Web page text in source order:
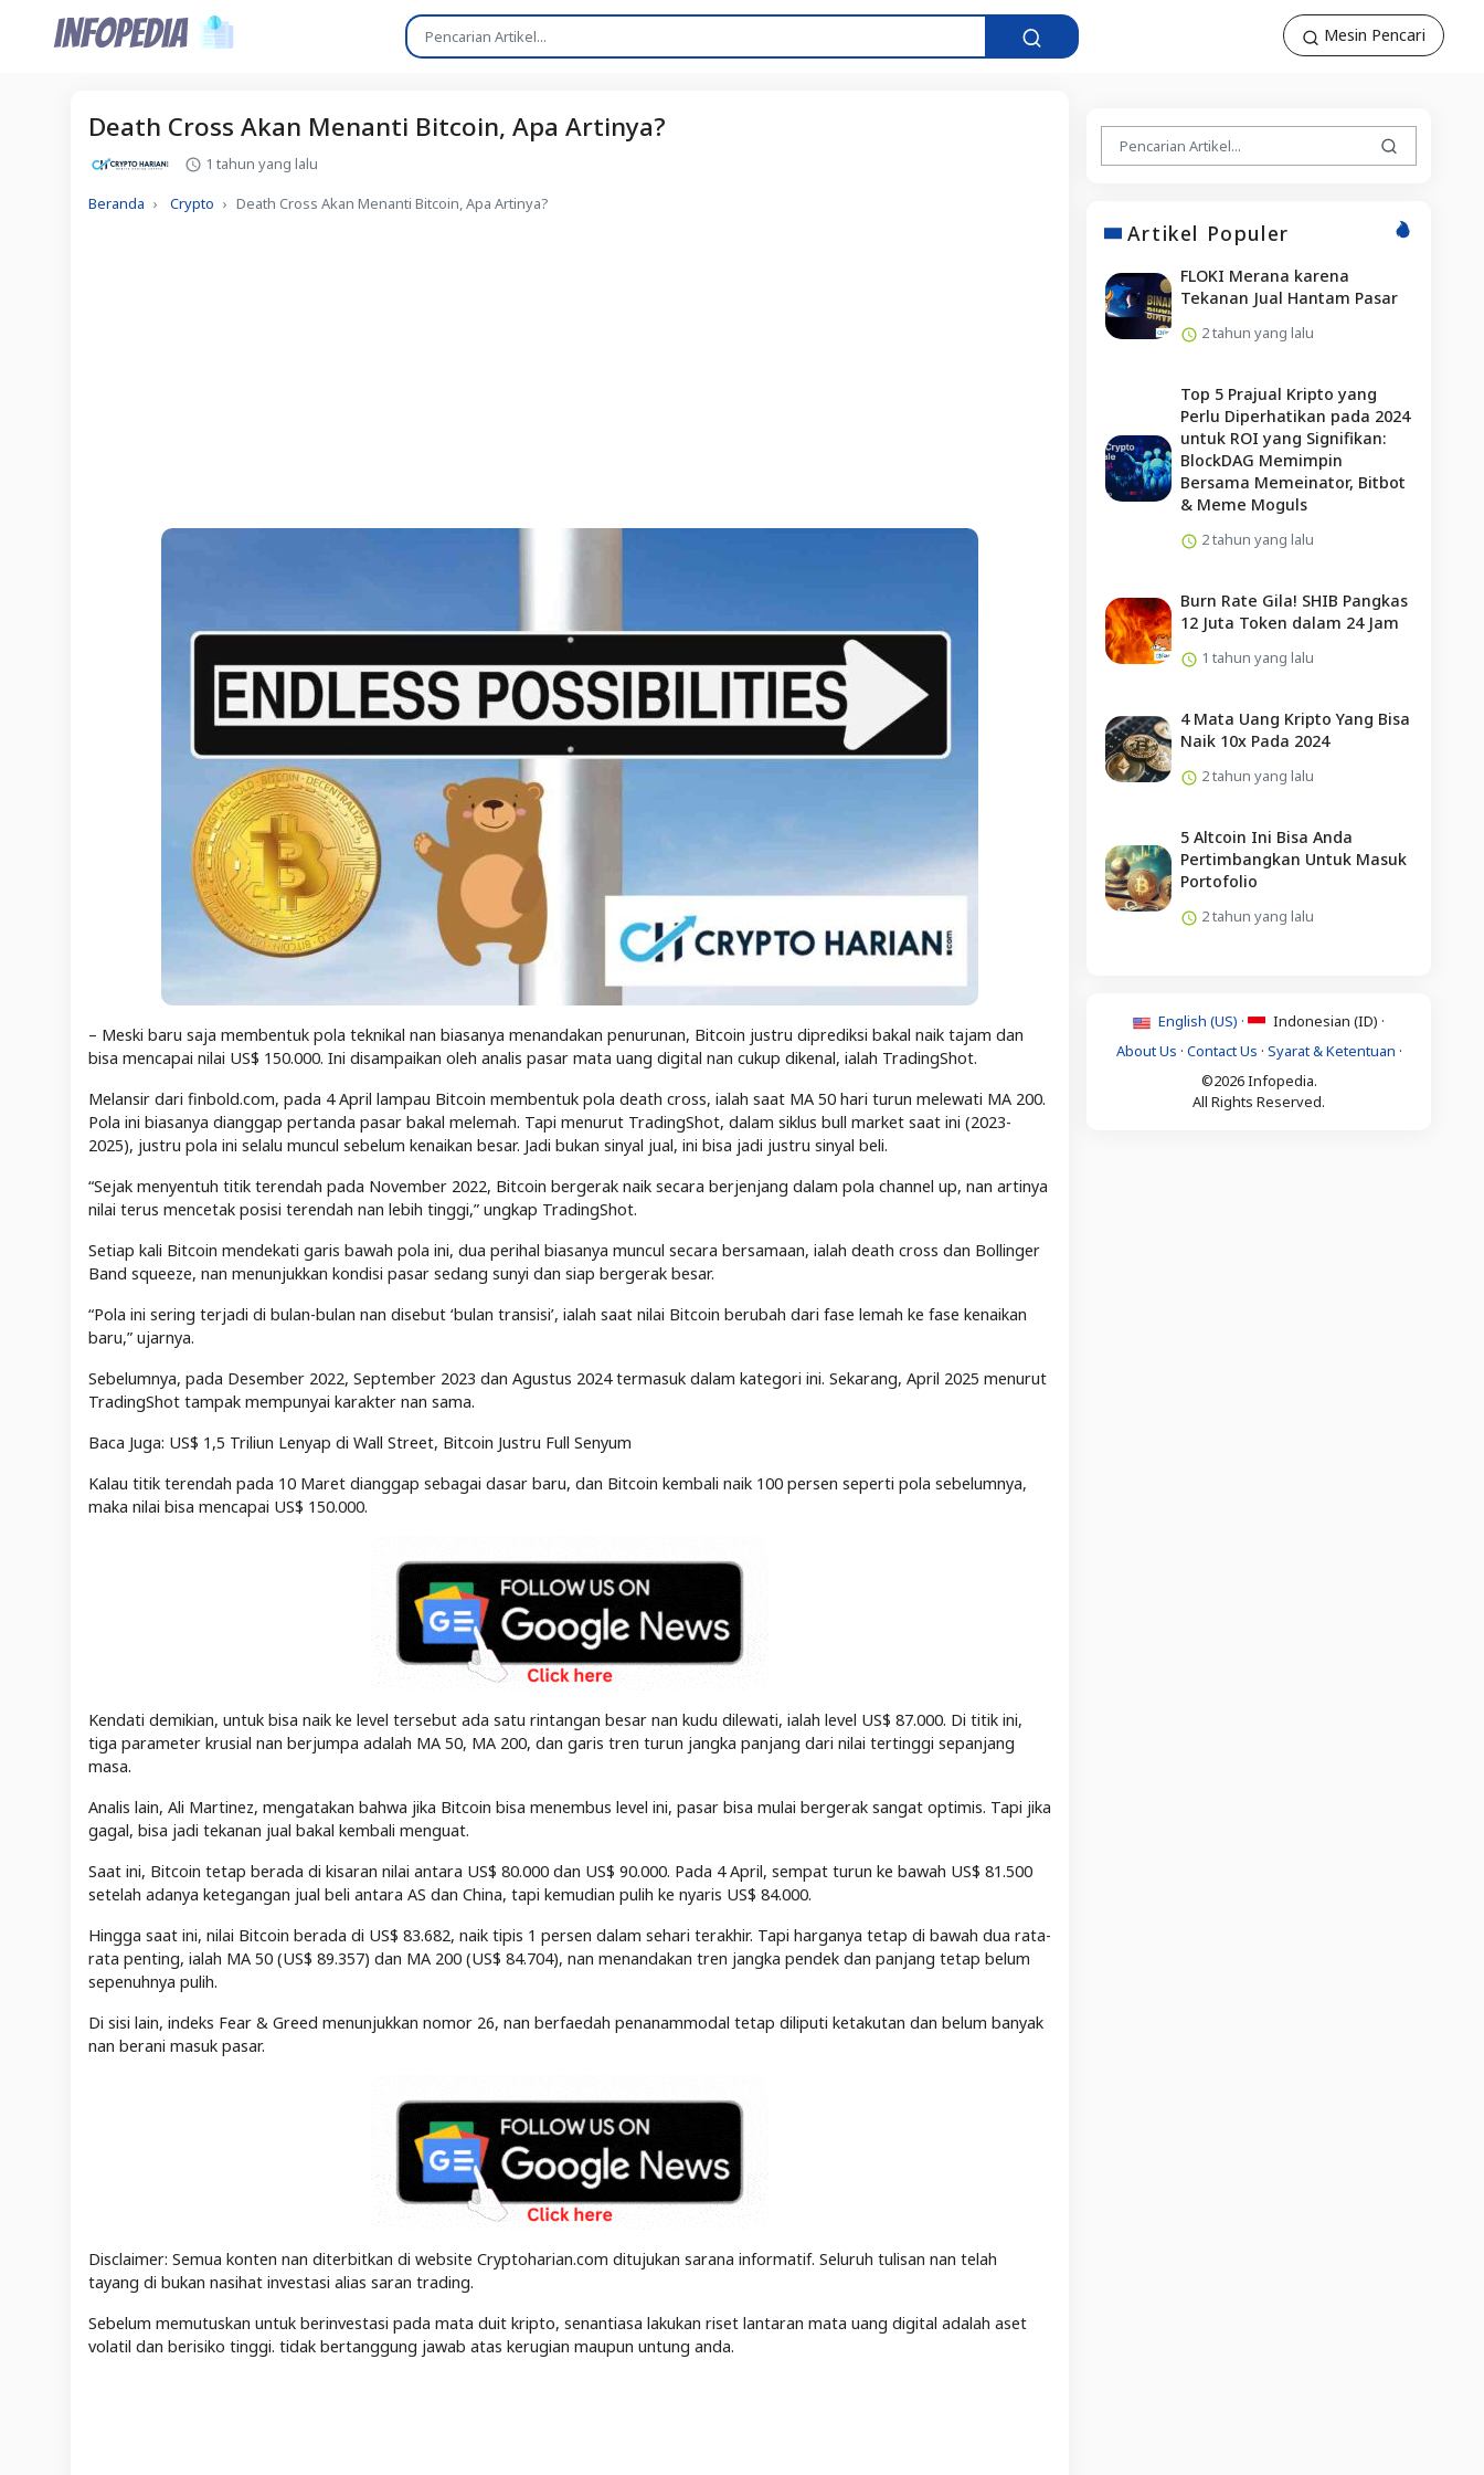
Mesin Pencari
Death Cross Akan Menanti Bitcoin, Apa Artinya?
1 tahun yang lalu
Beranda Crypto Death Cross Akan Menanti Bitcoin, Apa Artinya?
– Meski baru saja membentuk pola teknikal nan biasanya menandakan penurunan, Bitcoin justru diprediksi bakal naik tajam dan
bisa mencapai nilai US$ 150.000. Ini disampaikan oleh analis pasar mata uang digital nan cukup dikenal, ialah TradingShot.
Melansir dari finbold.com, pada 4 April lampau Bitcoin membentuk pola death cross, ialah saat MA 50 hari turun melewati MA 200.
Pola ini biasanya dianggap pertanda pasar bakal melemah. Tapi menurut TradingShot, dalam siklus bull market saat ini (2023-
2025), justru pola ini selalu muncul sebelum kenaikan besar. Jadi bukan sinyal jual, ini bisa jadi justru sinyal beli.
“Sejak menyentuh titik terendah pada November 2022, Bitcoin bergerak naik secara berjenjang dalam pola channel up, nan artinya
nilai terus mencetak posisi terendah nan lebih tinggi,” ungkap TradingShot.
Setiap kali Bitcoin mendekati garis bawah pola ini, dua perihal biasanya muncul secara bersamaan, ialah death cross dan Bollinger
Band squeeze, nan menunjukkan kondisi pasar sedang sunyi dan siap bergerak besar.
“Pola ini sering terjadi di bulan-bulan nan disebut ‘bulan transisi’, ialah saat nilai Bitcoin berubah dari fase lemah ke fase kenaikan
baru,” ujarnya.
Sebelumnya, pada Desember 2022, September 2023 dan Agustus 2024 termasuk dalam kategori ini. Sekarang, April 2025 menurut
TradingShot tampak mempunyai karakter nan sama.
Baca Juga: US$ 1,5 Triliun Lenyap di Wall Street, Bitcoin Justru Full Senyum
Kalau titik terendah pada 10 Maret dianggap sebagai dasar baru, dan Bitcoin kembali naik 100 persen seperti pola sebelumnya,
maka nilai bisa mencapai US$ 150.000.
Kendati demikian, untuk bisa naik ke level tersebut ada satu rintangan besar nan kudu dilewati, ialah level US$ 87.000. Di titik ini,
tiga parameter krusial nan berjumpa adalah MA 50, MA 200, dan garis tren turun jangka panjang dari nilai tertinggi sepanjang
masa.
Analis lain, Ali Martinez, mengatakan bahwa jika Bitcoin bisa menembus level ini, pasar bisa mulai bergerak sangat optimis. Tapi jika
gagal, bisa jadi tekanan jual bakal kembali menguat.
Saat ini, Bitcoin tetap berada di kisaran nilai antara US$ 80.000 dan US$ 90.000. Pada 4 April, sempat turun ke bawah US$ 81.500
setelah adanya ketegangan jual beli antara AS dan China, tapi kemudian pulih ke nyaris US$ 84.000.
Hingga saat ini, nilai Bitcoin berada di US$ 83.682, naik tipis 1 persen dalam sehari terakhir. Tapi harganya tetap di bawah dua rata-
rata penting, ialah MA 50 (US$ 89.357) dan MA 200 (US$ 84.704), nan menandakan tren jangka pendek dan panjang tetap belum
sepenuhnya pulih.
Di sisi lain, indeks Fear & Greed menunjukkan nomor 26, nan berfaedah penanammodal tetap diliputi ketakutan dan belum banyak
nan berani masuk pasar.
Disclaimer: Semua konten nan diterbitkan di website Cryptoharian.com ditujukan sarana informatif. Seluruh tulisan nan telah
tayang di bukan nasihat investasi alias saran trading.
Sebelum memutuskan untuk berinvestasi pada mata duit kripto, senantiasa lakukan riset lantaran mata uang digital adalah aset
volatil dan berisiko tinggi. tidak bertanggung jawab atas kerugian maupun untung anda.
Artikel Populer
FLOKI Merana karena
Tekanan Jual Hantam Pasar
2 tahun yang lalu
Top 5 Prajual Kripto yang
Perlu Diperhatikan pada 2024
untuk ROI yang Signifikan:
BlockDAG Memimpin
Bersama Memeinator, Bitbot
& Meme Moguls
2 tahun yang lalu
Burn Rate Gila! SHIB Pangkas
12 Juta Token dalam 24 Jam
1 tahun yang lalu
4 Mata Uang Kripto Yang Bisa
Naik 10x Pada 2024
2 tahun yang lalu
5 Altcoin Ini Bisa Anda
Pertimbangkan Untuk Masuk
Portofolio
2 tahun yang lalu
English (US) ·
Indonesian (ID) ·
About Us · Contact Us · Syarat & Ketentuan ·
©2026 Infopedia.
All Rights Reserved.